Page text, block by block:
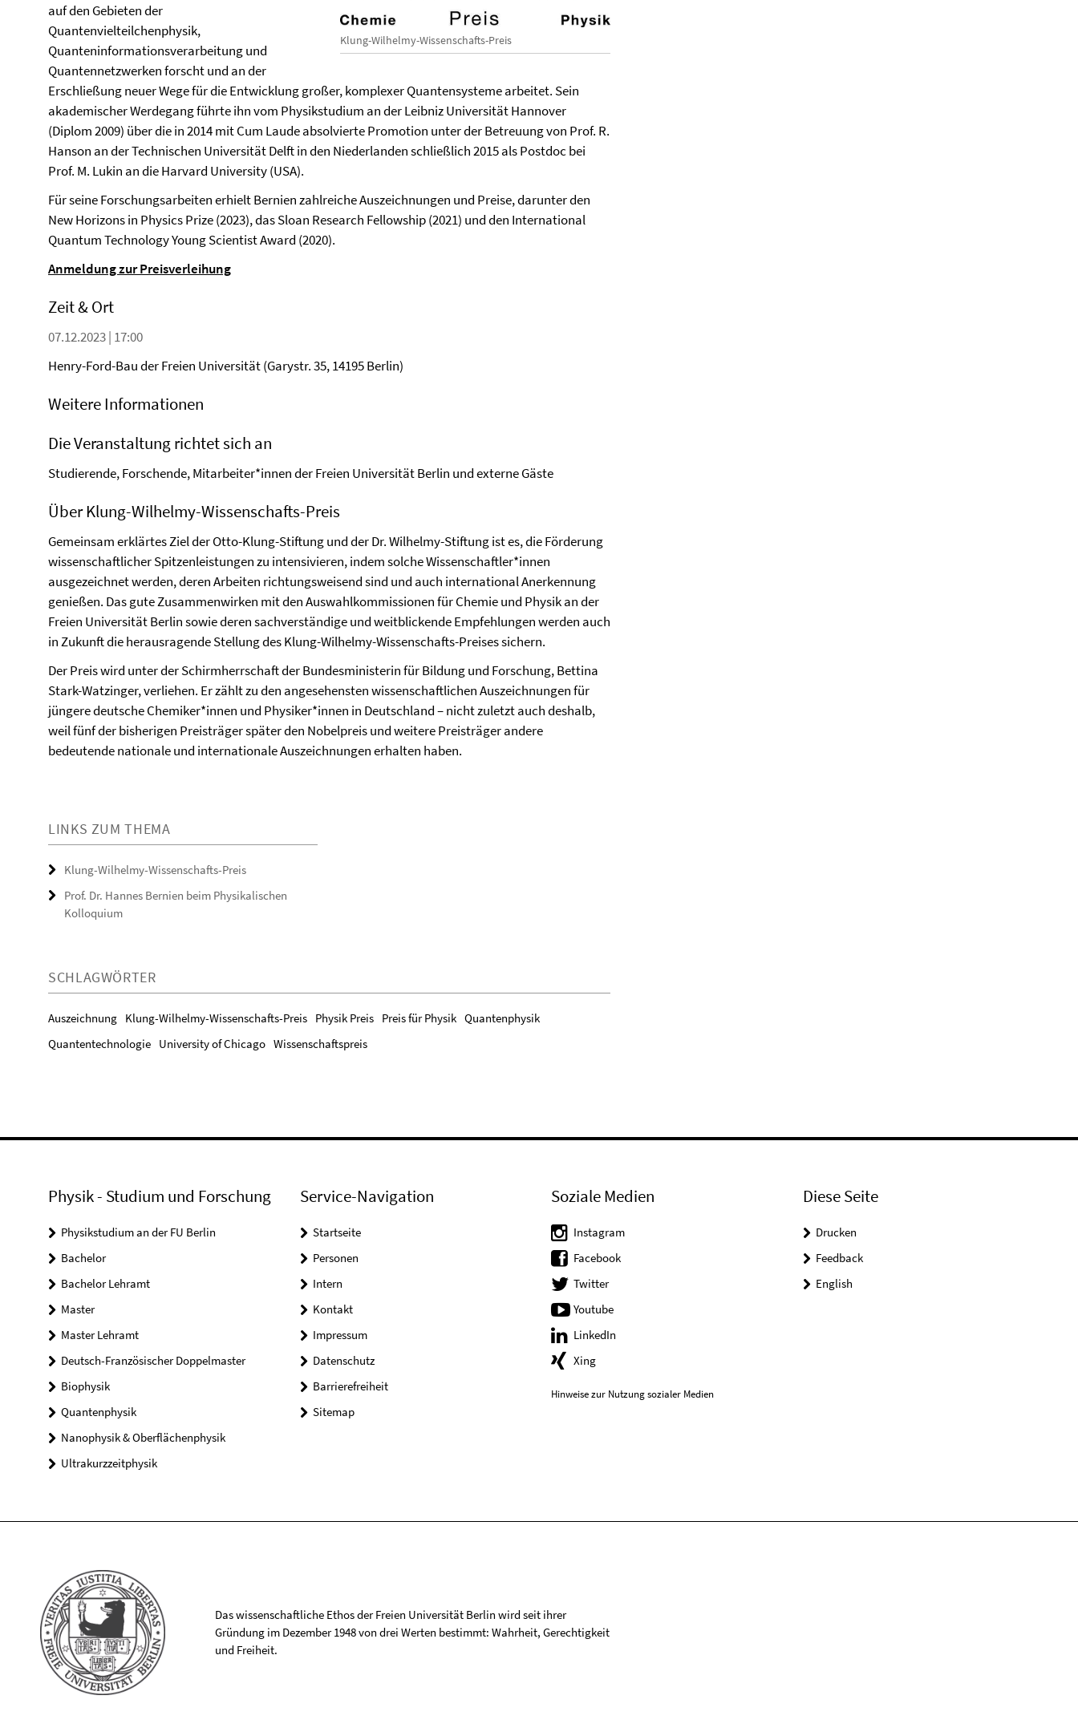
Klung-Wilhelmy-Wissenschafts-Preis
auf den Gebieten der
Quantenvielteilchenphysik,
Quanteninformationsverarbeitung und
Quantennetzwerken forscht und an der
Erschließung neuer Wege für die Entwicklung großer, komplexer Quantensysteme arbeitet. Sein
akademischer Werdegang führte ihn vom Physikstudium an der Leibniz Universität Hannover
(Diplom 2009) über die in 2014 mit Cum Laude absolvierte Promotion unter der Betreuung von Prof. R.
Hanson an der Technischen Universität Delft in den Niederlanden schließlich 2015 als Postdoc bei
Prof. M. Lukin an die Harvard University (USA).
Für seine Forschungsarbeiten erhielt Bernien zahlreiche Auszeichnungen und Preise, darunter den
New Horizons in Physics Prize (2023), das Sloan Research Fellowship (2021) und den International
Quantum Technology Young Scientist Award (2020).
Anmeldung zur Preisverleihung
Zeit & Ort
07.12.2023 | 17:00
Henry-Ford-Bau der Freien Universität (Garystr. 35, 14195 Berlin)
Weitere Informationen
Die Veranstaltung richtet sich an
Studierende, Forschende, Mitarbeiter*innen der Freien Universität Berlin und externe Gäste
Über Klung-Wilhelmy-Wissenschafts-Preis
Gemeinsam erklärtes Ziel der Otto-Klung-Stiftung und der Dr. Wilhelmy-Stiftung ist es, die Förderung
wissenschaftlicher Spitzenleistungen zu intensivieren, indem solche Wissenschaftler*innen
ausgezeichnet werden, deren Arbeiten richtungsweisend sind und auch international Anerkennung
genießen. Das gute Zusammenwirken mit den Auswahlkommissionen für Chemie und Physik an der
Freien Universität Berlin sowie deren sachverständige und weitblickende Empfehlungen werden auch
in Zukunft die herausragende Stellung des Klung-Wilhelmy-Wissenschafts-Preises sichern.
Der Preis wird unter der Schirmherrschaft der Bundesministerin für Bildung und Forschung, Bettina
Stark-Watzinger, verliehen. Er zählt zu den angesehensten wissenschaftlichen Auszeichnungen für
jüngere deutsche Chemiker*innen und Physiker*innen in Deutschland – nicht zuletzt auch deshalb,
weil fünf der bisherigen Preisträger später den Nobelpreis und weitere Preisträger andere
bedeutende nationale und internationale Auszeichnungen erhalten haben.
LINKS ZUM THEMA
Klung-Wilhelmy-Wissenschafts-Preis
Prof. Dr. Hannes Bernien beim Physikalischen
Kolloquium
SCHLAGWÖRTER
Auszeichnung Klung-Wilhelmy-Wissenschafts-Preis Physik Preis Preis für Physik Quantenphysik
Quantentechnologie University of Chicago Wissenschaftspreis
Physik - Studium und Forschung
Physikstudium an der FU Berlin
Bachelor
Bachelor Lehramt
Master
Master Lehramt
Deutsch-Französischer Doppelmaster
Biophysik
Quantenphysik
Nanophysik & Oberflächenphysik
Ultrakurzzeitphysik
Service-Navigation
Startseite
Personen
Intern
Kontakt
Impressum
Datenschutz
Barrierefreiheit
Sitemap
Soziale Medien
Instagram
Facebook
Twitter
Youtube
LinkedIn
Xing
Hinweise zur Nutzung sozialer Medien
Diese Seite
Drucken
Feedback
English
Das wissenschaftliche Ethos der Freien Universität Berlin wird seit ihrer
Gründung im Dezember 1948 von drei Werten bestimmt: Wahrheit, Gerechtigkeit
und Freiheit.